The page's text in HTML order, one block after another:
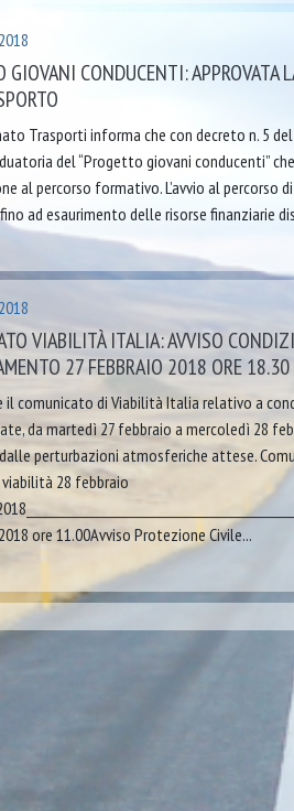
GIOVANI CONDUCENTI: APPROVATA
Trasporti informa che con decreto n. 5
del “Progetto giovani conducenti”
al percorso formativo. L’avvio al percorso
ad esaurimento delle risorse finanziarie
VIABILITÀ ITALIA: AVVISO
27 FEBBRAIO 2018 ORE 18.30
comunicato di Viabilità Italia relativo a
da martedì 27 febbraio a mercoledì 28
perturbazioni atmosferiche attese.
viabilità 28 febbraio
ore 11.00Avviso Protezione Civile...